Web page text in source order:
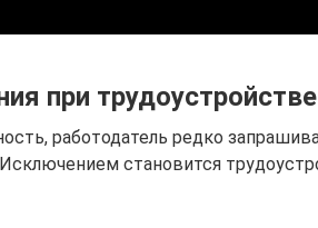
при трудоустройстве
работодатель редко
становится